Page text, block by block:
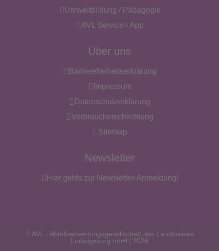
Umweltbildung / Pädagogik
AVL Service+ App
Über uns
Barrierefreiheitserklärung
Impressum
Datenschutzerklärung
Verbraucherschlichtung
Sitemap
Newsletter
Hier gehts zur Newsletter-Anmeldung!
© AVL - Abfallverwertungsgesellschaft des Landkreises
Ludwigsburg mbH | 2026